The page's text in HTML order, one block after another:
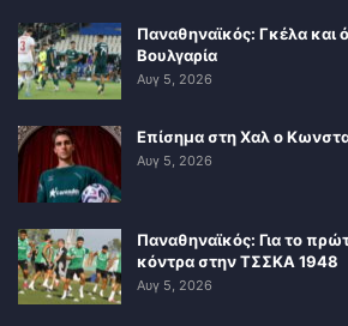
Παναθηναϊκός: Γκέλα και
Βουλγαρία
Αυγ 5, 2026
Επίσημα στη Χαλ ο
Αυγ 5, 2026
Παναθηναϊκός: Για το
κόντρα στην ΤΣΣΚΑ 1948
Αυγ 5, 2026